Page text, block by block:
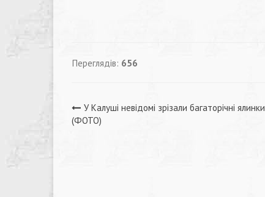
Переглядів: 656
Навігація
У Калуші невідомі зрізали багаторічні ялинки
(ФОТО)